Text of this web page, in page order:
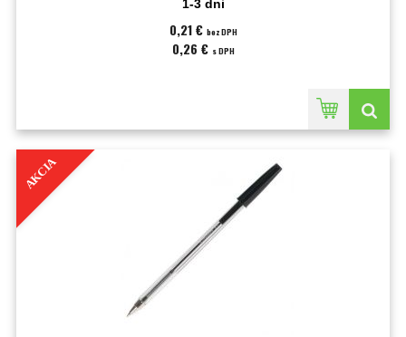
1-3 dni
0,21 € bez DPH
0,26 € s DPH
AKCIA